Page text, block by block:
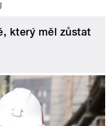
který měl zůstat